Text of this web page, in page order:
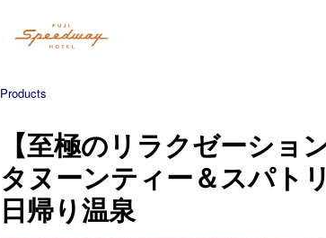
Products
【至極のリラクゼーショ
タヌーンティー＆スパト
日帰り温泉